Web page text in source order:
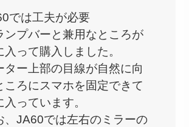
では工夫が必要
ンプバーと兼用なところが
入って購入しました。
ター上部の目線が自然に向
ころにスマホを固定できて
入っています。
、JA60では左右のミラーの